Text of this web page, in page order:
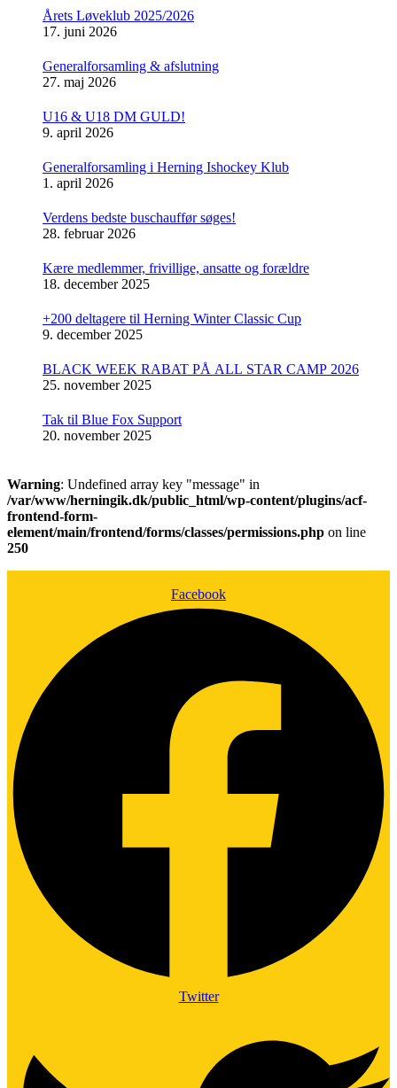
Årets Løveklub 2025/2026
17. juni 2026
Generalforsamling & afslutning
27. maj 2026
U16 & U18 DM GULD!
9. april 2026
Generalforsamling i Herning Ishockey Klub
1. april 2026
Verdens bedste buschauffør søges!
28. februar 2026
Kære medlemmer, frivillige, ansatte og forældre
18. december 2025
+200 deltagere til Herning Winter Classic Cup
9. december 2025
BLACK WEEK RABAT PÅ ALL STAR CAMP 2026
25. november 2025
Tak til Blue Fox Support
20. november 2025
Warning: Undefined array key "message" in
/var/www/herningik.dk/public_html/wp-content/plugins/acf-
frontend-form-
element/main/frontend/forms/classes/permissions.php on line
250
Facebook
Twitter